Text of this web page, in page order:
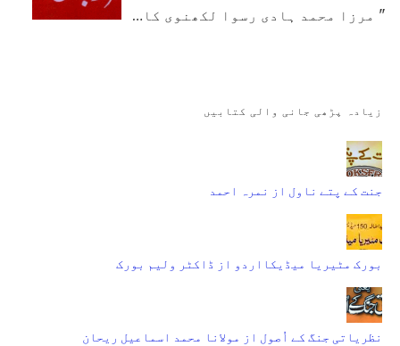
" مرزا محمد ہادی رسوا لکھنوی کا…
زیادہ پڑھی جانی والی کتابیں
جنت کے پتے ناول از نمرہ احمد
بورک مٹیریا میڈیکااردو از ڈاکٹر ولیم بورک
نظریاتی جنگ کے اُصول از مولانا محمد اسماعیل ریحان